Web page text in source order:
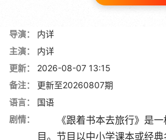
导演：
内详
主演：
内详
更新：
2026-08-07 13:15
备注：
更新至20260807期
语言：
国语
剧情：
《跟着书本去旅行》是一
目。节目以中小学课本或经